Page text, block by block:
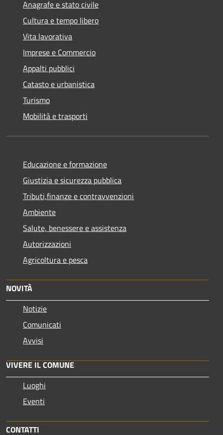
Anagrafe e stato civile
Cultura e tempo libero
Vita lavorativa
Imprese e Commercio
Appalti pubblici
Catasto e urbanistica
Turismo
Mobilità e trasporti
Educazione e formazione
Giustizia e sicurezza pubblica
Tributi,finanze e contravvenzioni
Ambiente
Salute, benessere e assistenza
Autorizzazioni
Agricoltura e pesca
NOVITÀ
Notizie
Comunicati
Avvisi
VIVERE IL COMUNE
Luoghi
Eventi
CONTATTI